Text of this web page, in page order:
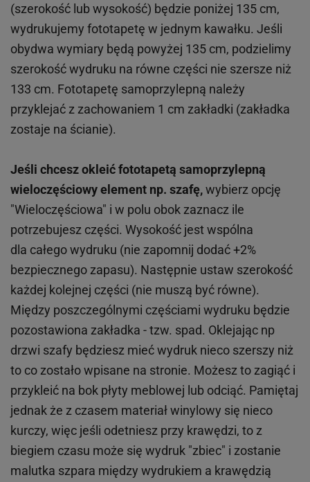
(szerokość lub wysokość) będzie poniżej 135 cm,
wydrukujemy fototapetę w jednym kawałku. Jeśli
obydwa wymiary będą powyżej 135 cm, podzielimy
szerokość wydruku na równe części nie szersze niż
133 cm. Fototapetę samoprzylepną należy
przyklejać z zachowaniem 1 cm zakładki (zakładka
zostaje na ścianie).
Jeśli chcesz okleić fototapetą samoprzylepną
wieloczęściowy element np. szafę,wybierz opcję
"Wieloczęściowa" i w polu obok zaznacz ile
potrzebujesz części. Wysokość jest wspólna
dla całego wydruku (nie zapomnij dodać +2%
bezpiecznego zapasu). Następnie ustaw szerokość
każdej kolejnej części (nie muszą być równe).
Między poszczególnymi częściami wydruku będzie
pozostawiona zakładka - tzw. spad. Oklejając np
drzwi szafy będziesz mieć wydruk nieco szerszy niż
to co zostało wpisane na stronie. Możesz to zagiąć i
przykleić na bok płyty meblowej lub odciąć. Pamiętaj
jednak że z czasem materiał winylowy się nieco
kurczy, więc jeśli odetniesz przy krawędzi, to z
biegiem czasu może się wydruk "zbiec" i zostanie
malutka szpara między wydrukiem a krawędzią